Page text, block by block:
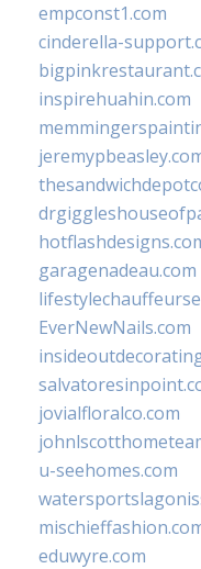
empconst1.com
cinderella-
inspirehuahin.com
garagenadeau.com
EverNewNails.com
jovialfloralco.com
u-seehomes.com
eduwyre.com